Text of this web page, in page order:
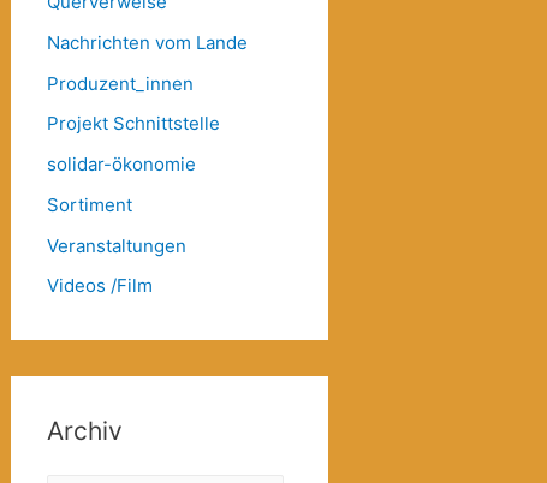
Nachrichten vom Lande
Produzent_innen
Projekt Schnittstelle
solidar-ökonomie
Sortiment
Veranstaltungen
Videos /Film
Archiv